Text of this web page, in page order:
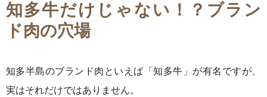
知多牛だけじゃない！？ブラン
ド肉の穴場
知多半島のブランド肉といえば「知多牛」が有名ですが、
実はそれだけではありません。